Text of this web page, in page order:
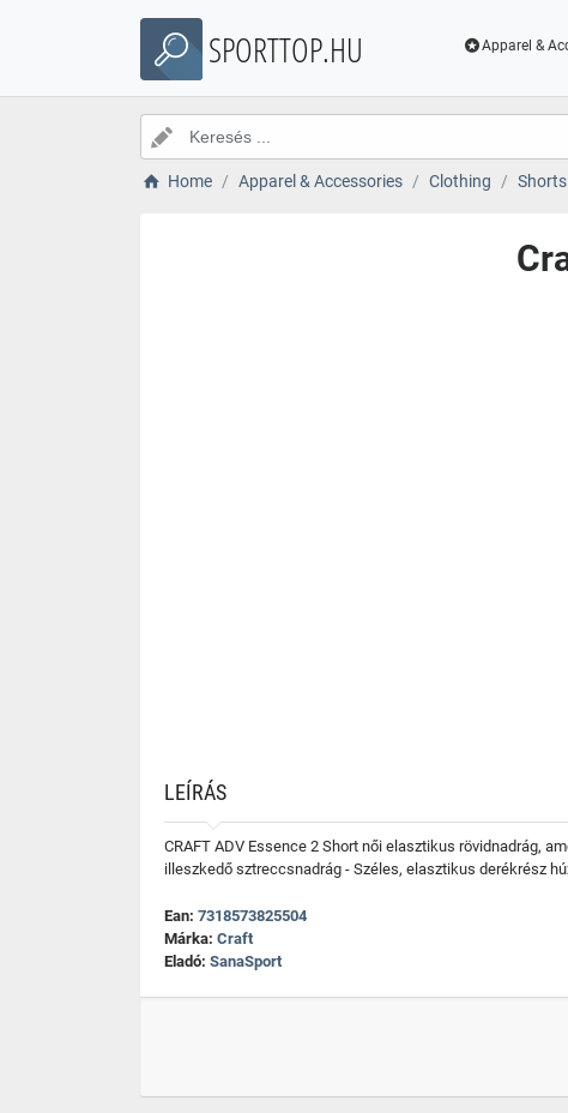
SPORTTOP.HU Apparel &
Home Apparel & Accessories Clothing Shorts
LEÍRÁS
CRAFT ADV Essence 2 Short női elasztikus rövidnadrág,
illeszkedő sztreccsnadrág - Széles, elasztikus derékrész
Ean: 7318573825504
Márka: Craft
Eladó: SanaSport